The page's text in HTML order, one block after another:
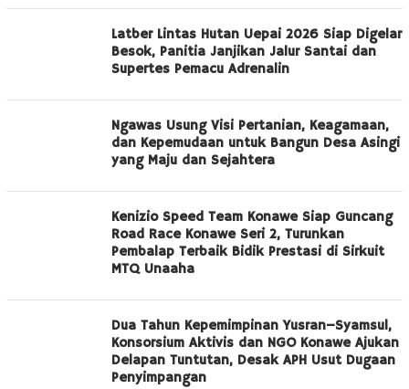
Latber Lintas Hutan Uepai 2026 Siap Digelar
Besok, Panitia Janjikan Jalur Santai dan
Supertes Pemacu Adrenalin
Ngawas Usung Visi Pertanian, Keagamaan,
dan Kepemudaan untuk Bangun Desa Asingi
yang Maju dan Sejahtera
Kenizio Speed Team Konawe Siap Guncang
Road Race Konawe Seri 2, Turunkan
Pembalap Terbaik Bidik Prestasi di Sirkuit
MTQ Unaaha
Dua Tahun Kepemimpinan Yusran–Syamsul,
Konsorsium Aktivis dan NGO Konawe Ajukan
Delapan Tuntutan, Desak APH Usut Dugaan
Penyimpangan